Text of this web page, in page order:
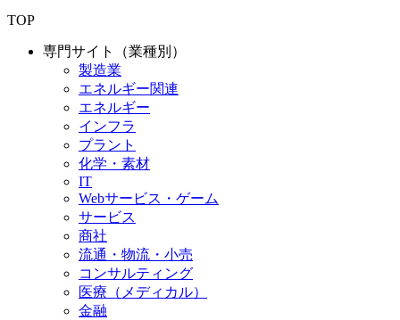
TOP
専門サイト（業種別）
製造業
エネルギー関連
エネルギー
インフラ
プラント
化学・素材
IT
Webサービス・ゲーム
サービス
商社
流通・物流・小売
コンサルティング
医療（メディカル）
金融